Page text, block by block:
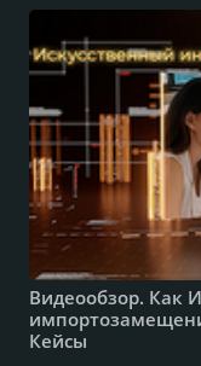
Видеообзор. Как
Кейсы